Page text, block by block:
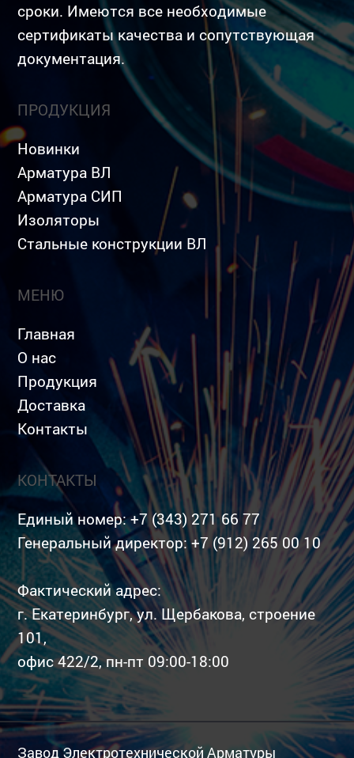
сроки. Имеются все необходимые
сертификаты качества и сопутствующая
документация.
ПРОДУКЦИЯ
Новинки
Арматура ВЛ
Арматура СИП
Изоляторы
Стальные конструкции ВЛ
МЕНЮ
Главная
О нас
Продукция
Доставка
Контакты
КОНТАКТЫ
Единый номер:+7 (343) 271 66 77
Генеральный директор:+7 (912) 265 00 10
Фактический адрес:
г. Екатеринбург, ул. Щербакова, строение
101,
офис 422/2, пн-пт 09:00-18:00
Завод Электротехнической Арматуры